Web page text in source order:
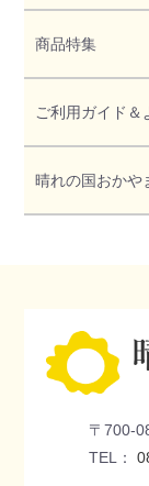
商品特集
ご利用ガイド＆
晴れの国おかや
〒700-
TEL：